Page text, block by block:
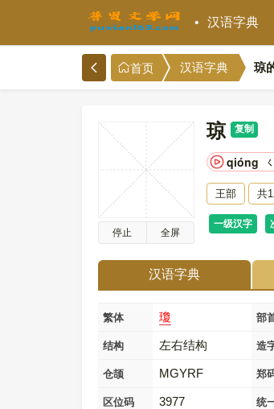
汉语字典
首页 汉语字典 琼
停止 全屏
琼 复制
qióng
王部 共
一级汉字
汉语字典
繁体 瓊 部
结构 左右结构 造
仓颉 MGYRF 郑
区位码 3977 统